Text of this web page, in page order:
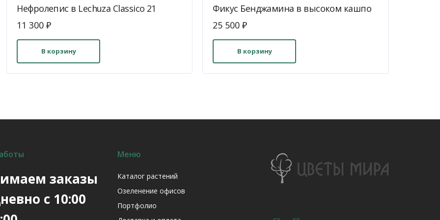
Нефролепис в Lechuza Classico 21
11 300₽
В корзину
Фикус Бенджамина в высоком кашпо
25 500₽
В корзину
заказы
с 10:00
Меню
Каталог растений
Озеленение офисов
Портфолио